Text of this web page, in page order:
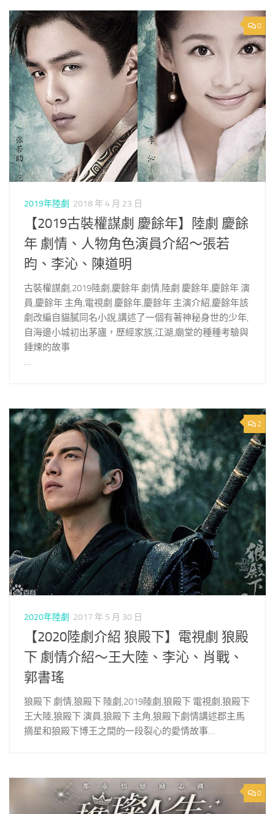
0
2019年陸劇 2018 年 4 月 23 日
【2019古裝權謀劇 慶餘年】陸劇 慶餘
年 劇情、人物角色演員介紹～張若
昀、李沁、陳道明
古裝權謀劇,2019陸劇,慶餘年 劇情,陸劇 慶餘年,慶餘年 演
員,慶餘年 主角,電視劇 慶餘年,慶餘年 主演介紹,慶餘年該
劇改編自貓膩同名小說,講述了一個有著神秘身世的少年,
自海邊小城初出茅廬，歷經家族,江湖,廟堂的種種考驗與
錘煉的故事
…
2
2020年陸劇 2017 年 5 月 30 日
【2020陸劇介紹 狼殿下】電視劇 狼殿
下 劇情介紹～王大陸、李沁、肖戰、
郭書瑤
狼殿下 劇情,狼殿下 陸劇,2019陸劇,狼殿下 電視劇,狼殿下
王大陸,狼殿下 演員,狼殿下 主角,狼殿下劇情講述郡主馬
摘星和狼殿下博王之間的一段裂心的愛情故事…
0